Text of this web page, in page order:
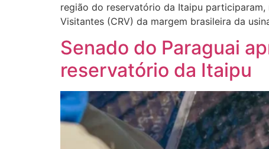
região do reservatório da Itaipu
Visitantes (CRV) da margem brasileira da
Senado do Paraguai
reservatório da Itaipu